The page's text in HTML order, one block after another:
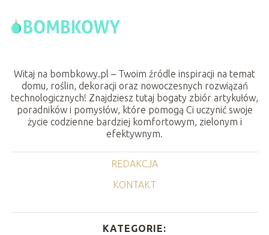
Witaj na bombkowy.pl – Twoim źródle inspiracji na temat
domu, roślin, dekoracji oraz nowoczesnych rozwiązań
technologicznych! Znajdziesz tutaj bogaty zbiór artykułów,
poradników i pomysłów, które pomogą Ci uczynić swoje
życie codzienne bardziej komfortowym, zielonym i
efektywnym.
REDAKCJA
KONTAKT
KATEGORIE: